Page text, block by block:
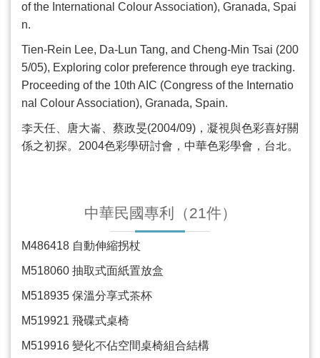
of the International Colour Association), Granada, Spai
n.
Tien-Rein Lee, Da-Lun Tang, and Cheng-Min Tsai (200
5/05), Exploring color preference through eye tracking.
Proceeding of the 10th AIC (Congress of the Internatio
nal Colour Association), Granada, Spain.
李天任、唐大崙、蔡政旻(2004/09) ，凝視與色彩喜好關
係之初探。 2004色彩學研討會，中華色彩學會，台北。
中華民國專利（21件）
M486418 自動伸縮拐杖
M518060 抽取式面紙置放盒
M518935 保溫分享式茶杯
M519921 飛碟式桌椅
M519916 變化不佔空間桌椅組合結構